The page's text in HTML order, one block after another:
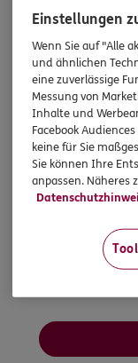
So werden
Ganz egal, ob
modernisieren
Gemeinsam
Einstellungen
Wenn Sie auf "Alle
und ähnlichen
eine zuverlässige
Messung von
Inhalte und
Facebook
keine für Sie
Sie können Ihre
anpassen. Näheres